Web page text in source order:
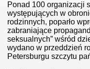
Ponad 100 organizacji
występujących w
rodzinnych, poparło
zabraniające
seksualnych” wśród
wydano w przeddzień
Petersburgu szczytu